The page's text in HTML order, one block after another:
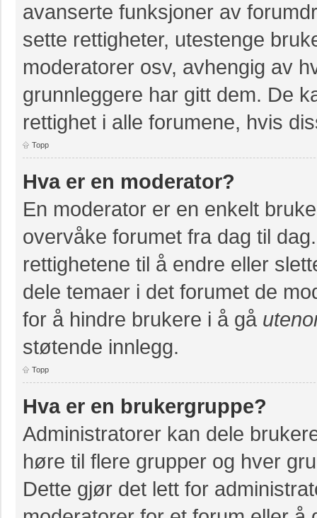
avanserte funksjoner av
sette rettigheter, utestenge
moderatorer osv, avhengig av
grunnleggere har gitt dem. De
rettighet i alle forumene, hvis
Topp
Hva er en moderator?
En moderator er en enkelt
overvåke forumet fra dag til
rettighetene til å endre eller
dele temaer i det forumet de
for å hindre brukere i å gå
støtende innlegg.
Topp
Hva er en brukergruppe?
Administratorer kan dele
høre til flere grupper og hver
Dette gjør det lett for